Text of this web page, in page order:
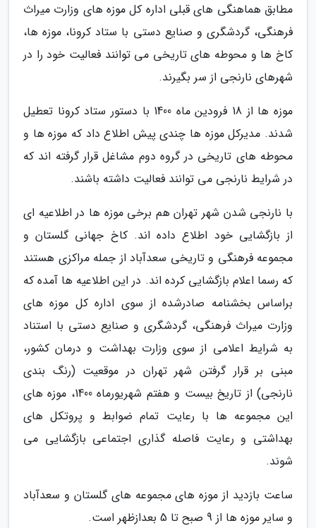
مطابق هماهنگی های قبلی اداره کل موزه های وزارت میراث
فرهنگی، گردشگری و صنایع دستی با ستاد کرونا، موزه ها،
کاخ ها و محوطه های تاریخی می توانند فعالیت خود را در
شهرهای نارنجی از سر بگیرند.
موزه ها از 18 فرودین ماه 1400 با دستور ستاد کرونا تعطیل
شدند. مدیرکل موزه ها چندی پیش اطلاع داد که موزه ها و
محوطه های تاریخی در گروه دوم مشاغل قرار گرفته اند که
در شرایط نارنجی می توانند فعالیت داشته باشند.
با نارنجی شدن شهر تهران هم برخی موزه ها در اطلاعیه ای
از بازگشایی خود اطلاع داده اند. کاخ جهانی گلستان و
مجموعه فرهنگی و تاریخی سعدآباد از جمله مراکزی هستند
که رسما اعلام بازگشایی کرده اند. در این اطلاعیه ها آمده که
براساس بخشنامه صادرشده از سوی اداره کل موزه های
وزارت میراث فرهنگی، گردشگری و صنایع دستی با استناد
به شرایط اعلامی از سوی وزارت بهداشت و درمان کشور،
مبنی بر قرار گرفتن شهر تهران در موقعیت (رنگ بندی
نارنجی) از تاریخ بیست و هفتم شهریورماه 1400، موزه های
این مجموعه ها با رعایت تمام ضوابط و پروتکل های
بهداشتی و رعایت فاصله گذاری اجتماعی بازگشایی می
شوند.
ساعت بازدید از موزه های مجموعه های گلستان و سعدآباد
و سایر موزه ها از 9 صبح تا 5 بعدازظهر است.